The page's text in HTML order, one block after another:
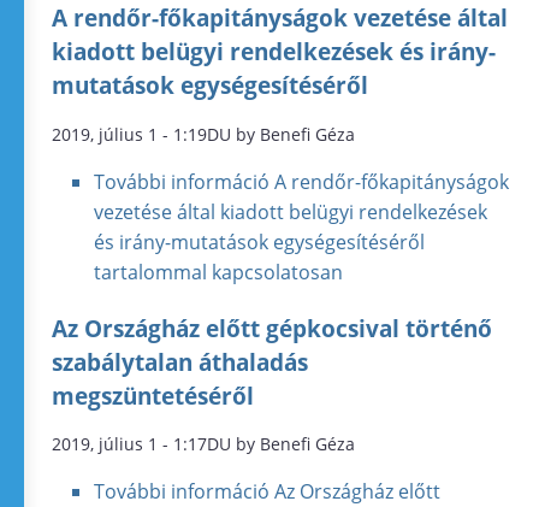
A rendőr-főkapitányságok vezetése által
kiadott belügyi rendelkezések és irány-
mutatások egységesítéséről
2019, július 1 - 1:19DU by Benefi Géza
További információ A rendőr-főkapitányságok
vezetése által kiadott belügyi rendelkezések
és irány-mutatások egységesítéséről
tartalommal kapcsolatosan
Az Országház előtt gépkocsival történő
szabálytalan áthaladás
megszüntetéséről
2019, július 1 - 1:17DU by Benefi Géza
További információ Az Országház előtt